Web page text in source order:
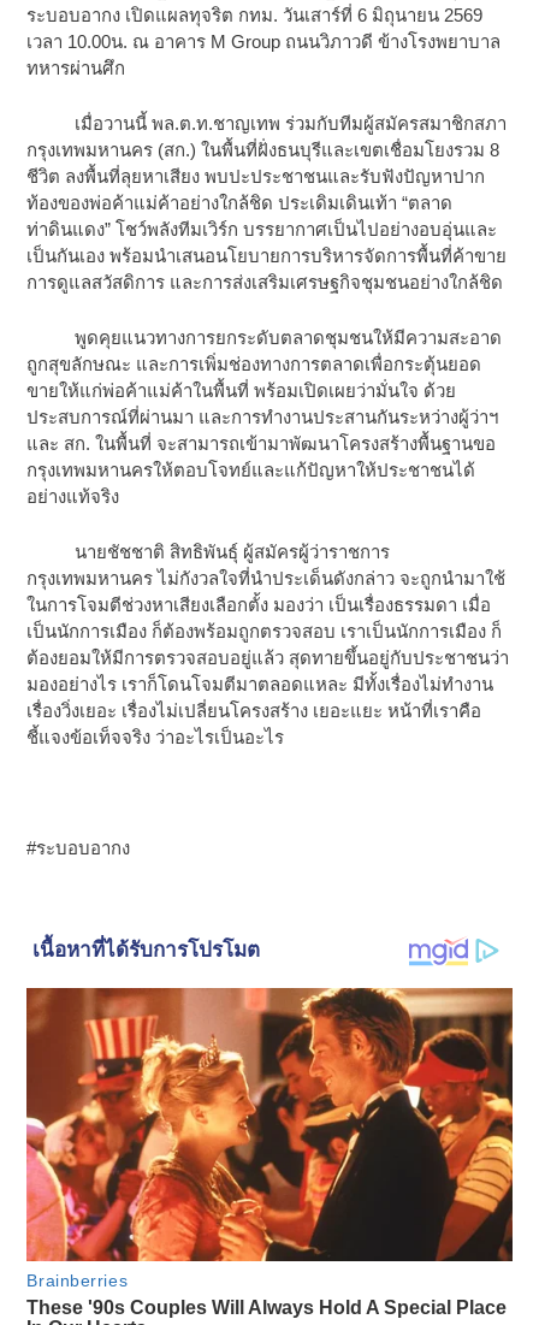
ระบอบอากง เปิดแผลทุจริต กทม. วันเสาร์ที่ 6 มิถุนายน 2569
เวลา 10.00น. ณ อาคาร M Group ถนนวิภาวดี ข้างโรงพยาบาล
ทหารผ่านศึก
เมื่อวานนี้ พล.ต.ท.ชาญเทพ ร่วมกับทีมผู้สมัครสมาชิกสภา
กรุงเทพมหานคร (สก.) ในพื้นที่ฝั่งธนบุรีและเขตเชื่อมโยงรวม 8
ชีวิต ลงพื้นที่ลุยหาเสียง พบปะประชาชนและรับฟังปัญหาปาก
ท้องของพ่อค้าแม่ค้าอย่างใกล้ชิด ประเดิมเดินเท้า “ตลาด
ท่าดินแดง” โชว์พลังทีมเวิร์ก บรรยากาศเป็นไปอย่างอบอุ่นและ
เป็นกันเอง พร้อมนำเสนอนโยบายการบริหารจัดการพื้นที่ค้าขาย
การดูแลสวัสดิการ และการส่งเสริมเศรษฐกิจชุมชนอย่างใกล้ชิด
พูดคุยแนวทางการยกระดับตลาดชุมชนให้มีความสะอาด
ถูกสุขลักษณะ และการเพิ่มช่องทางการตลาดเพื่อกระตุ้นยอด
ขายให้แก่พ่อค้าแม่ค้าในพื้นที่ พร้อมเปิดเผยว่ามั่นใจ ด้วย
ประสบการณ์ที่ผ่านมา และการทำงานประสานกันระหว่างผู้ว่าฯ
และ สก. ในพื้นที่ จะสามารถเข้ามาพัฒนาโครงสร้างพื้นฐานขอ
กรุงเทพมหานครให้ตอบโจทย์และแก้ปัญหาให้ประชาชนได้
อย่างแท้จริง
นายชัชชาติ สิทธิพันธุ์ ผู้สมัครผู้ว่าราชการ
กรุงเทพมหานคร ไม่กังวลใจที่นำประเด็นดังกล่าว จะถูกนำมาใช้
ในการโจมตีช่วงหาเสียงเลือกตั้ง มองว่า เป็นเรื่องธรรมดา เมื่อ
เป็นนักการเมือง ก็ต้องพร้อมถูกตรวจสอบ เราเป็นนักการเมือง ก็
ต้องยอมให้มีการตรวจสอบอยู่แล้ว สุดทายขึ้นอยู่กับประชาชนว่า
มองอย่างไร เราก็โดนโจมตีมาตลอดแหละ มีทั้งเรื่องไม่ทำงาน
เรื่องวิ่งเยอะ เรื่องไม่เปลี่ยนโครงสร้าง เยอะแยะ หน้าที่เราคือ
ชี้แจงข้อเท็จจริง ว่าอะไรเป็นอะไร
#ระบอบอากง